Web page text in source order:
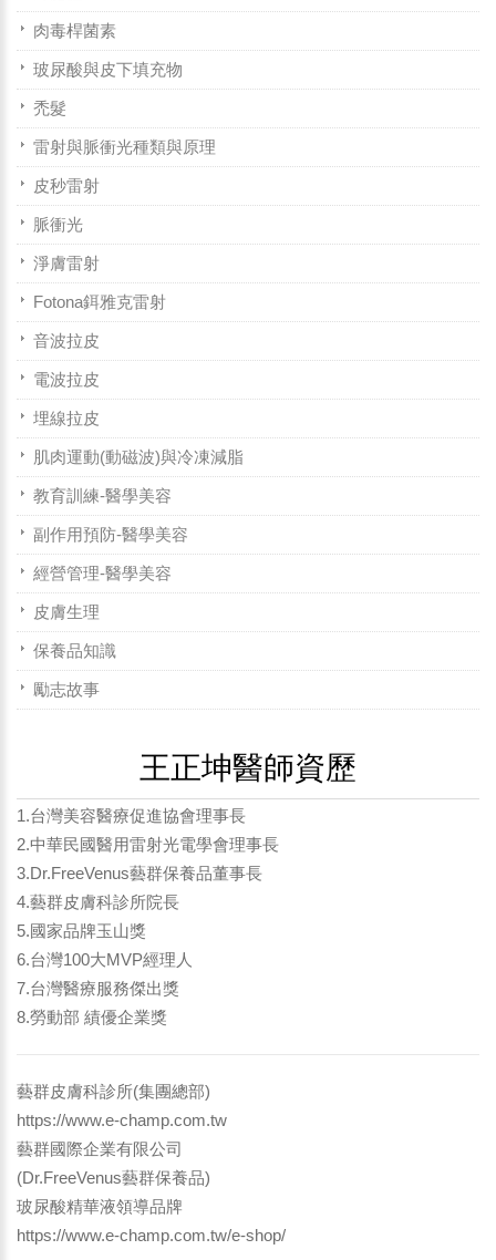
肉毒桿菌素
玻尿酸與皮下填充物
禿髮
雷射與脈衝光種類與原理
皮秒雷射
脈衝光
淨膚雷射
Fotona鉺雅克雷射
音波拉皮
電波拉皮
埋線拉皮
肌肉運動(動磁波)與冷凍減脂
教育訓練-醫學美容
副作用預防-醫學美容
經營管理-醫學美容
皮膚生理
保養品知識
勵志故事
王正坤醫師資歷
1.台灣美容醫療促進協會理事長
2.中華民國醫用雷射光電學會理事長
3.Dr.FreeVenus藝群保養品董事長
4.藝群皮膚科診所院長
5.國家品牌玉山獎
6.台灣100大MVP經理人
7.台灣醫療服務傑出獎
8.勞動部 績優企業獎
藝群皮膚科診所(集團總部)
https://www.e-champ.com.tw
藝群國際企業有限公司
(Dr.FreeVenus藝群保養品)
玻尿酸精華液領導品牌
https://www.e-champ.com.tw/e-shop/